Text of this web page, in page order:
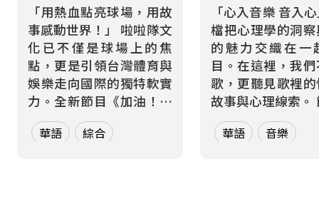
「用熱血點亮球場，用故
事感動世界！」 啦啦隊文
化已不僅是球場上的焦
點，更是引領台灣體育與
娛樂走向國際的獨特軟實
力。全新節目《加油！熱
血應援站》，由香港藝人
張啟樂與影視運動產業專
華語 綜合
「心入音樂 音入
檔把心理學的洞
的魅力交織在一
目。在這裡，我
歌，更聽見歌裡
故事與心理線索。 節目從
心理學的角度出
聽眾探索音樂如
華語 音樂